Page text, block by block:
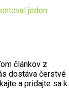
jeden
článkov z
dostáva čerstvé
a pridajte sa k